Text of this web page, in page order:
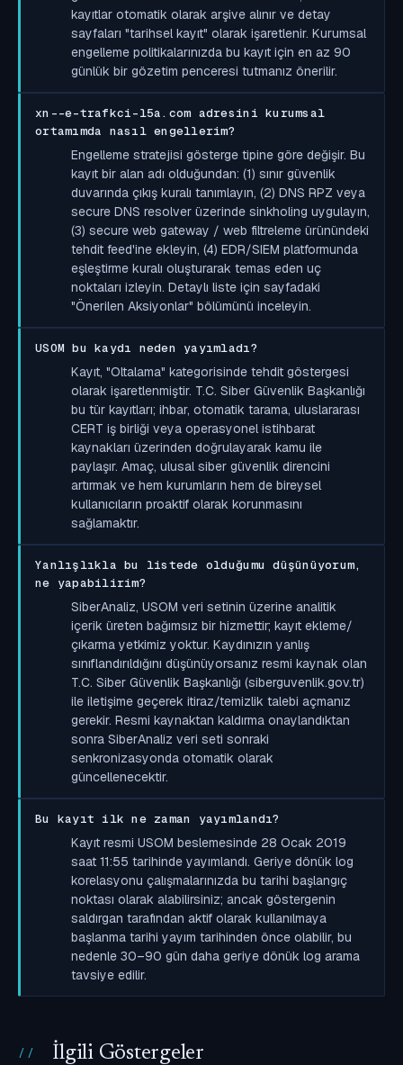
kayıtlar otomatik olarak arşive alınır ve detay
sayfaları "tarihsel kayıt" olarak işaretlenir. Kurumsal
engelleme politikalarınızda bu kayıt için en az 90
günlük bir gözetim penceresi tutmanız önerilir.
xn--e-trafkci-l5a.com adresini kurumsal
ortamımda nasıl engellerim?
Engelleme stratejisi gösterge tipine göre değişir. Bu
kayıt bir alan adı olduğundan: (1) sınır güvenlik
duvarında çıkış kuralı tanımlayın, (2) DNS RPZ veya
secure DNS resolver üzerinde sinkholing uygulayın,
(3) secure web gateway / web filtreleme ürünündeki
tehdit feed'ine ekleyin, (4) EDR/SIEM platformunda
eşleştirme kuralı oluşturarak temas eden uç
noktaları izleyin. Detaylı liste için sayfadaki
"Önerilen Aksiyonlar" bölümünü inceleyin.
USOM bu kaydı neden yayımladı?
Kayıt, "Oltalama" kategorisinde tehdit göstergesi
olarak işaretlenmiştir. T.C. Siber Güvenlik Başkanlığı
bu tür kayıtları; ihbar, otomatik tarama, uluslararası
CERT iş birliği veya operasyonel istihbarat
kaynakları üzerinden doğrulayarak kamu ile
paylaşır. Amaç, ulusal siber güvenlik direncini
artırmak ve hem kurumların hem de bireysel
kullanıcıların proaktif olarak korunmasını
sağlamaktır.
Yanlışlıkla bu listede olduğumu düşünüyorum,
ne yapabilirim?
SiberAnaliz, USOM veri setinin üzerine analitik
içerik üreten bağımsız bir hizmettir; kayıt ekleme/
çıkarma yetkimiz yoktur. Kaydınızın yanlış
sınıflandırıldığını düşünüyorsanız resmi kaynak olan
T.C. Siber Güvenlik Başkanlığı (siberguvenlik.gov.tr)
ile iletişime geçerek itiraz/temizlik talebi açmanız
gerekir. Resmi kaynaktan kaldırma onaylandıktan
sonra SiberAnaliz veri seti sonraki
senkronizasyonda otomatik olarak
güncellenecektir.
Bu kayıt ilk ne zaman yayımlandı?
Kayıt resmi USOM beslemesinde 28 Ocak 2019
saat 11:55 tarihinde yayımlandı. Geriye dönük log
korelasyonu çalışmalarınızda bu tarihi başlangıç
noktası olarak alabilirsiniz; ancak göstergenin
saldırgan tarafından aktif olarak kullanılmaya
başlanma tarihi yayım tarihinden önce olabilir, bu
nedenle 30–90 gün daha geriye dönük log arama
tavsiye edilir.
İlgili Göstergeler